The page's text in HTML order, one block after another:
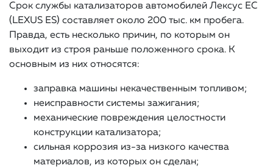
Срок службы катализаторов автомобилей Лексус ЕС
(LEXUS ES) составляет около 200 тыс. км пробега.
Правда, есть несколько причин, по которым он
выходит из строя раньше положенного срока. К
основным из них относятся:
заправка машины некачественным топливом;
неисправности системы зажигания;
механические повреждения целостности
конструкции катализатора;
сильная коррозия из-за низкого качества
материалов, из которых он сделан;